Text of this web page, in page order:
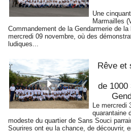
Une
Marmailles
Commandement de la Gendarmerie de
mercredi 09 novembre, où des
ludiques...
Rêve et
de
Le mercredi
quarantaine
modeste du quartier de Sans Souci
Sourires ont eu la chance, de découvrir,